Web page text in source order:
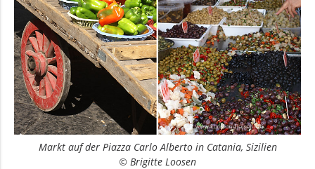
Markt auf der Piazza Carlo Alberto in Catania, Sizilien
© Brigitte Loosen